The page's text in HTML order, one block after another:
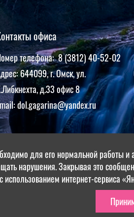
офиса
телефона: 8 (3812) 40-52-02
644099, г. Омск, ул.
д.33 офис 8
dol.gagarina@yandex.ru
© "ДОЛ им. Ю.А. Гагарина", 2022-2026.
для его нормальной работы и
нарушения. Закрывая это
интернет-сервиса